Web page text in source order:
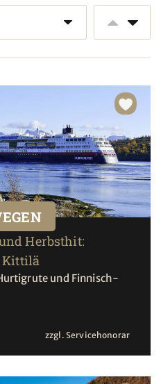
Herbsthit:
Kittilä
und Finnisch-
zzgl. Servicehonorar